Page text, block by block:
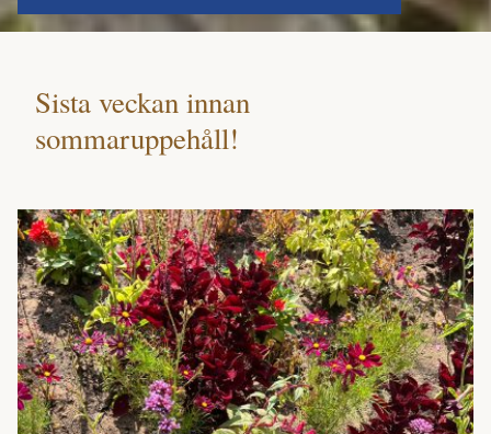
Sista veckan innan
sommaruppehåll!